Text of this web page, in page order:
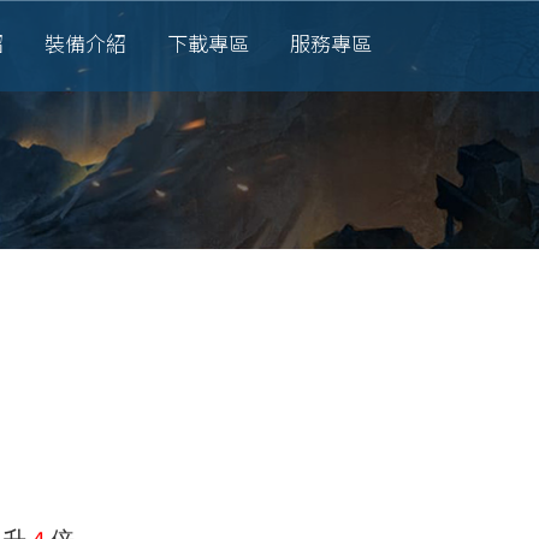
裝備介紹 下載專區 服務專區